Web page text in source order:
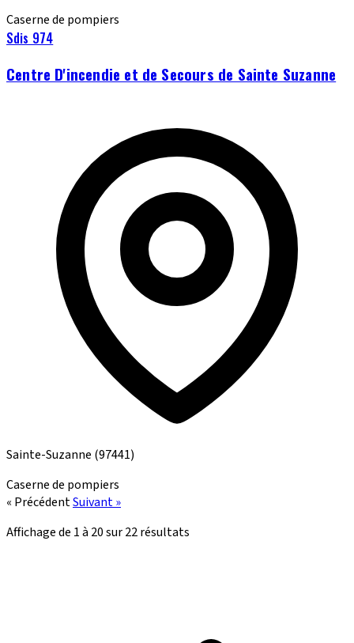
Caserne de pompiers
Sdis 974
Centre D'incendie et de Secours de Sainte Suzanne
Sainte-Suzanne (97441)
Caserne de pompiers
« PrécédentSuivant »
Affichage de 1à 20sur22résultats